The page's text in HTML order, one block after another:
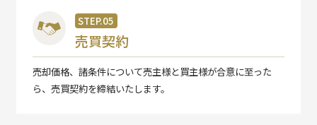
STEP.05
売買契約
売却価格、諸条件について売主様と買主様が合意に至った
ら、売買契約を締結いたします。